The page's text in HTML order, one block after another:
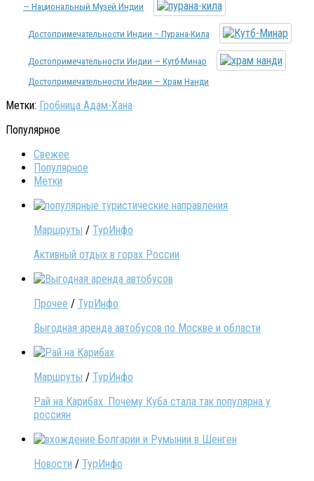
— Национальный Музей Индии
Достопримечательности Индии – Пурана-Кила
Достопримечательности Индии — Кутб-Минар
Достопримечательности Индии — Храм Нанди
Метки: Гробница Адам-Хана
Популярное
Свежее
Популярное
Метки
Маршруты / ТурИнфо
Активный отдых в горах России
Прочее / ТурИнфо
Выгодная аренда автобусов по Москве и области
Маршруты / ТурИнфо
Рай на Карибах. Почему Куба стала так популярна у
россиян
Новости / ТурИнфо